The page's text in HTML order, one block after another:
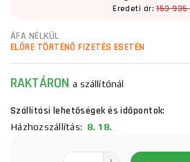
Eredeti ár:153 935
ÁFA NÉLKÜL
ELŐRE TÖRTÉNŐ FIZETÉS ESETÉN
RAKTÁRONa szállítónál
Szállítási lehetőségek és időpontok:
Házhozszállítás: 8. 18.